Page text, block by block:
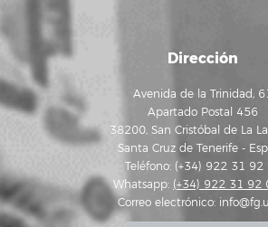
Dirección
Avenida de la Trinidad,
Apartado Postal 456
38200, San Cristóbal de La
Santa Cruz de Tenerife -
Teléfono: (+34) 922 31 92
Whatsapp: (+34) 922 31 92
Correo electrónico: